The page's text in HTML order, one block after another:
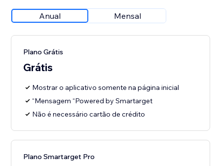
Anual Mensal
Plano Grátis
Grátis
Mostrar o aplicativo somente na página inicial
“Mensagem “Powered by Smartarget
Não é necessário cartão de crédito
Plano Smartarget Pro